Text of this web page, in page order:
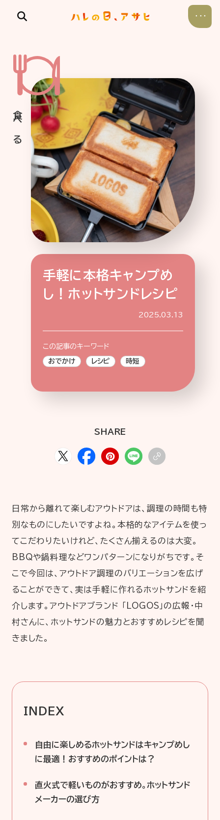
食べる
飲む
暮らす
遊ぶ
考える
特集記事 連載 アサヒの人 歴史
夏のビール特集2025 ビール
ウイスキー
おでかけ 池波正太郎
みんなで乾杯 アサヒのひと図鑑
スマホ写真
HOME ABOUT ARTICLE
公式Xアカウント
手軽に本格キャンプめ
し！ホットサンドレシピ
2025.03.13
この記事のキーワード
おでかけ レシピ 時短
SHARE
日常から離れて楽しむアウトドアは、調理の時間も特
別なものにしたいですよね。本格的なアイテムを使っ
てこだわりたいけれど、たくさん揃えるのは大変。
BBQや鍋料理などワンパターンになりがちです。そ
こで今回は、アウトドア調理のバリエーションを広げ
ることができて、実は手軽に作れるホットサンドを紹
介します。アウトドアブランド 「LOGOS」の広報・中
村さんに、ホットサンドの魅力とおすすめレシピを聞
きました。
INDEX
自由に楽しめるホットサンドはキャンプめし
に最適！おすすめのポイントは？
直火式で軽いものがおすすめ。ホットサンド
メーカーの選び方